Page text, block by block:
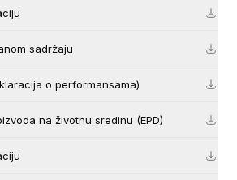
sadržaju
o performansama)
na životnu sredinu (EPD)